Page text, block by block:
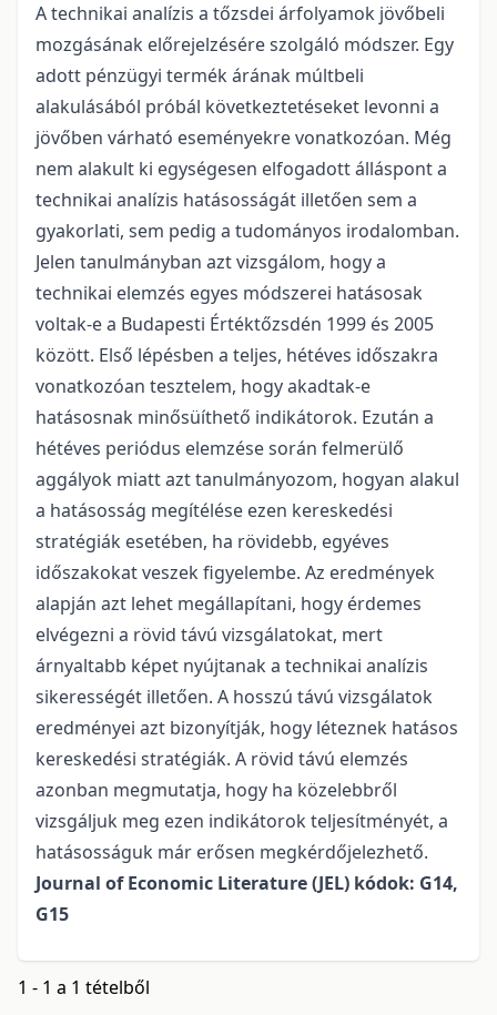
A technikai analízis a tőzsdei árfolyamok jövőbeli
mozgásának előrejelzésére szolgáló módszer. Egy
adott pénzügyi termék árának múltbeli
alakulásából próbál következtetéseket levonni a
jövőben várható eseményekre vonatkozóan. Még
nem alakult ki egységesen elfogadott álláspont a
technikai analízis hatásosságát illetően sem a
gyakorlati, sem pedig a tudományos irodalomban.
Jelen tanulmányban azt vizsgálom, hogy a
technikai elemzés egyes módszerei hatásosak
voltak-e a Budapesti Értéktőzsdén 1999 és 2005
között. Első lépésben a teljes, hétéves időszakra
vonatkozóan tesztelem, hogy akadtak-e
hatásosnak minősüíthető indikátorok. Ezután a
hétéves periódus elemzése során felmerülő
aggályok miatt azt tanulmányozom, hogyan alakul
a hatásosság megítélése ezen kereskedési
stratégiák esetében, ha rövidebb, egyéves
időszakokat veszek figyelembe. Az eredmények
alapján azt lehet megállapítani, hogy érdemes
elvégezni a rövid távú vizsgálatokat, mert
árnyaltabb képet nyújtanak a technikai analízis
sikerességét illetően. A hosszú távú vizsgálatok
eredményei azt bizonyítják, hogy léteznek hatásos
kereskedési stratégiák. A rövid távú elemzés
azonban megmutatja, hogy ha közelebbről
vizsgáljuk meg ezen indikátorok teljesítményét, a
hatásosságuk már erősen megkérdőjelezhető.
Journal of Economic Literature (JEL) kódok: G14,
G15
1 - 1 a 1 tételből